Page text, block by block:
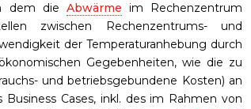
dem die Abwärme im Rechenzentrum
zwischen Rechenzentrums- und
der Temperaturanhebung durch
Gegebenheiten, wie die zu
und betriebsgebundene Kosten) an
Cases, inkl. des im Rahmen von